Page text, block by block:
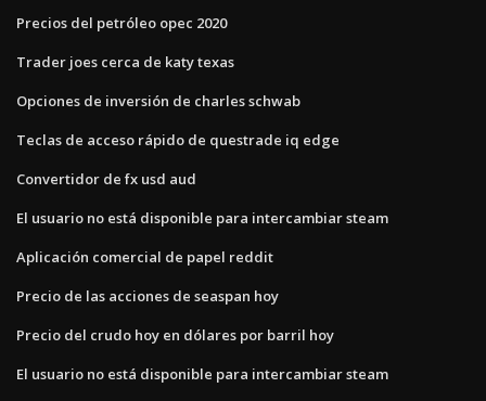
Precios del petróleo opec 2020
Trader joes cerca de katy texas
Opciones de inversión de charles schwab
Teclas de acceso rápido de questrade iq edge
Convertidor de fx usd aud
El usuario no está disponible para intercambiar steam
Aplicación comercial de papel reddit
Precio de las acciones de seaspan hoy
Precio del crudo hoy en dólares por barril hoy
El usuario no está disponible para intercambiar steam